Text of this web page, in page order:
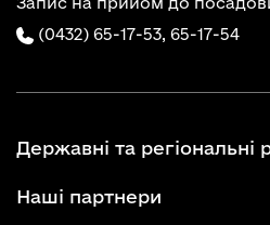
(0432) 65-17-53, 65-17-54
Державні та регіональні
Наші партнери